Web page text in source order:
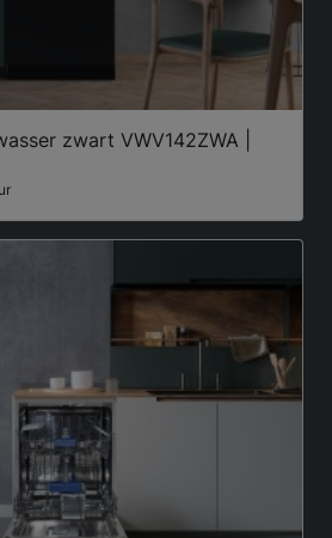
zwart VWV142ZWA |